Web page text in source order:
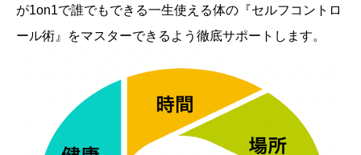
が1on1で誰でもできる一生使える体の『セルフコントロ
ール術』をマスターできるよう徹底サポートします。